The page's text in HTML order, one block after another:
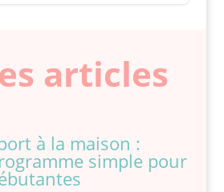
articles
à la maison :
simple pour